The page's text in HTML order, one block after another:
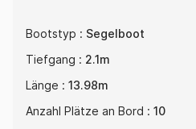
Bootstyp : Segelboot
Tiefgang : 2.1m
Länge : 13.98m
Anzahl Plätze an Bord : 10